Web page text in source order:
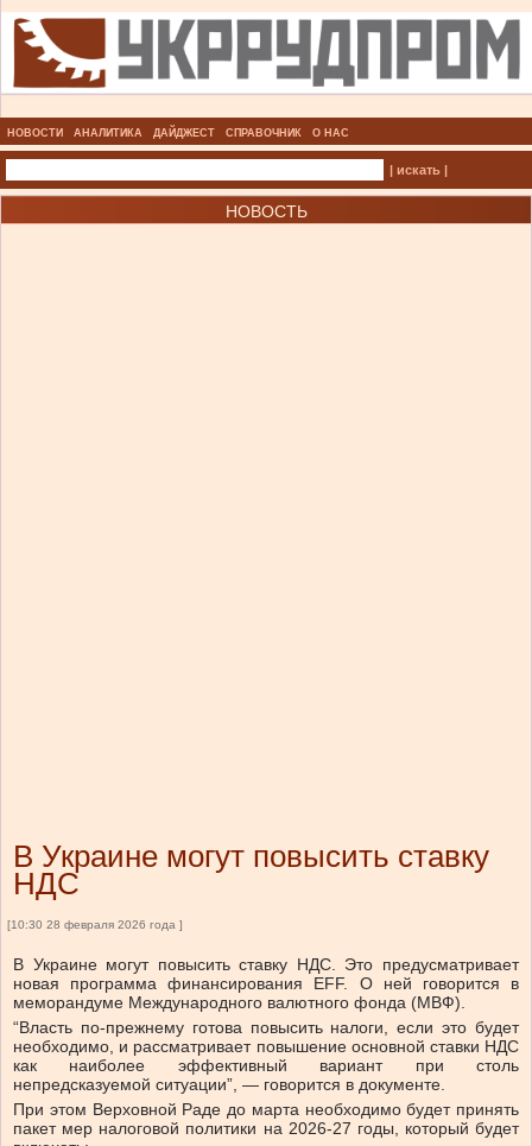
НОВОСТИ АНАЛИТИКА ДАЙДЖЕСТ СПРАВОЧНИК О НАС
| искать |
НОВОСТЬ
В Украине могут повысить ставку
НДС
[10:30 28 февраля 2026 года ]
В Украине могут повысить ставку НДС. Это предусматривает
новая программа финансирования EFF. О ней говорится в
меморандуме Международного валютного фонда (МВФ).
“Власть по-прежнему готова повысить налоги, если это будет
необходимо, и рассматривает повышение основной ставки НДС
как наиболее эффективный вариант при столь
непредсказуемой ситуации”, — говорится в документе.
При этом Верховной Раде до марта необходимо будет принять
пакет мер налоговой политики на 2026-27 годы, который будет